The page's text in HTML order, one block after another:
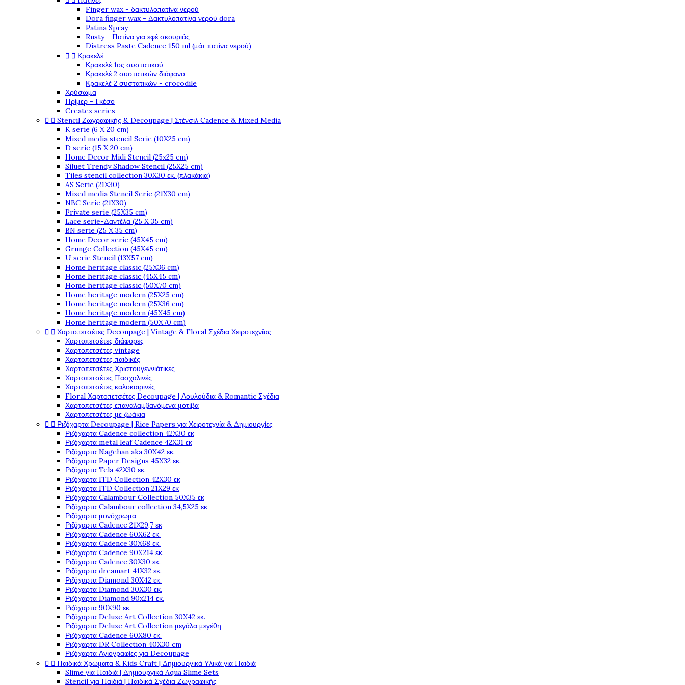
Finger wax - δακτυλοπατίνα νερού
Dora finger wax - Δακτυλοπατίνα νερού dora
Patina Spray
Rusty - Πατίνα για εφέ σκουριάς
Distress Paste Cadence 150 ml (μάτ πατίνα νερού)
  Κρακελέ
Κρακελέ 1ος συστατικού
Κρακελέ 2 συστατικών διάφανο
Κρακελέ 2 συστατικών - crocodile
Χρύσωμα
Πρίμερ - Γκέσο
Createx series
  Stencil Ζωγραφικής & Decoupage | Στένσιλ Cadence & Mixed Media
K serie (6 X 20 cm)
Mixed media stencil Serie (10X25 cm)
D serie (15 X 20 cm)
Home Decor Midi Stencil (25x25 cm)
Siluet Trendy Shadow Stencil (25X25 cm)
Tiles stencil collection 30X30 εκ. (πλακάκια)
AS Serie (21X30)
Mixed media Stencil Serie (21X30 cm)
NBC Serie (21X30)
Private serie (25X35 cm)
Lace serie-Δαντέλα (25 X 35 cm)
BN serie (25 X 35 cm)
Home Decor serie (45X45 cm)
Grunge Collection (45X45 cm)
U serie Stencil (13X57 cm)
Home heritage classic (25X36 cm)
Home heritage classic (45X45 cm)
Home heritage classic (50X70 cm)
Home heritage modern (25X25 cm)
Home heritage modern (25X36 cm)
Home heritage modern (45X45 cm)
Home heritage modern (50X70 cm)
  Χαρτοπετσέτες Decoupage | Vintage & Floral Σχέδια Χειροτεχνίας
Χαρτοπετσέτες διάφορες
Χαρτοπετσέτες vintage
Χαρτοπετσέτες παιδικές
Χαρτοπετσέτες Χριστουγεννιάτικες
Χαρτοπετσέτες Πασχαλινές
Χαρτοπετσέτες καλοκαιρινές
Floral Χαρτοπετσέτες Decoupage | Λουλούδια & Romantic Σχέδια
Χαρτοπετσέτες επαναλαμβανόμενα μοτίβα
Χαρτοπετσέτες με ζωάκια
  Ριζόχαρτα Decoupage | Rice Papers για Χειροτεχνία & Δημιουργίες
Ριζόχαρτα Cadence collection 42X30 εκ
Ριζόχαρτα metal leaf Cadence 42X31 εκ
Ριζόχαρτα Nagehan aka 30X42 εκ.
Ριζόχαρτα Paper Designs 45X32 εκ.
Ριζόχαρτα Tela 42Χ30 εκ.
Ριζόχαρτα ITD Collection 42X30 εκ
Ριζόχαρτα ITD Collection 21X29 εκ
Ριζόχαρτα Calambour Collection 50X35 εκ
Ριζόχαρτα Calambour collection 34,5X25 εκ
Ριζόχαρτα μονόχρωμα
Ριζόχαρτα Cadence 21Χ29,7 εκ
Ριζόχαρτα Cadence 60X62 εκ.
Ριζόχαρτα Cadence 30X68 εκ.
Ριζόχαρτα Cadence 90X214 εκ.
Ριζόχαρτα Cadence 30X30 εκ.
Ριζόχαρτα dreamart 41X32 εκ.
Ριζόχαρτα Diamond 30X42 εκ.
Ριζόχαρτα Diamond 30X30 εκ.
Ριζόχαρτα Diamond 90x214 εκ.
Ριζόχαρτα 90X90 εκ.
Ριζόχαρτα Deluxe Art Collection 30X42 εκ.
Ριζόχαρτα Deluxe Art Collection μεγάλα μεγέθη
Ριζόχαρτα Cadence 60X80 εκ.
Ριζόχαρτα DR Collection 40X30 cm
Ριζόχαρτα Αγιογραφίες για Decoupage
  Παιδικά Χρώματα & Kids Craft | Δημιουργικά Υλικά για Παιδιά
Slime για Παιδιά | Δημιουργικά Aqua Slime Sets
Stencil για Παιδιά | Παιδικά Σχέδια Ζωγραφικής